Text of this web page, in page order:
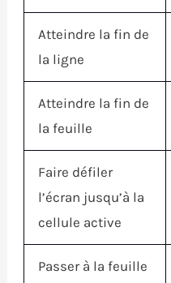
Atteindre la fin de
la ligne
Atteindre la fin de
la feuille
Faire défiler
l’écran jusqu’à la
cellule active
Passer à la feuille